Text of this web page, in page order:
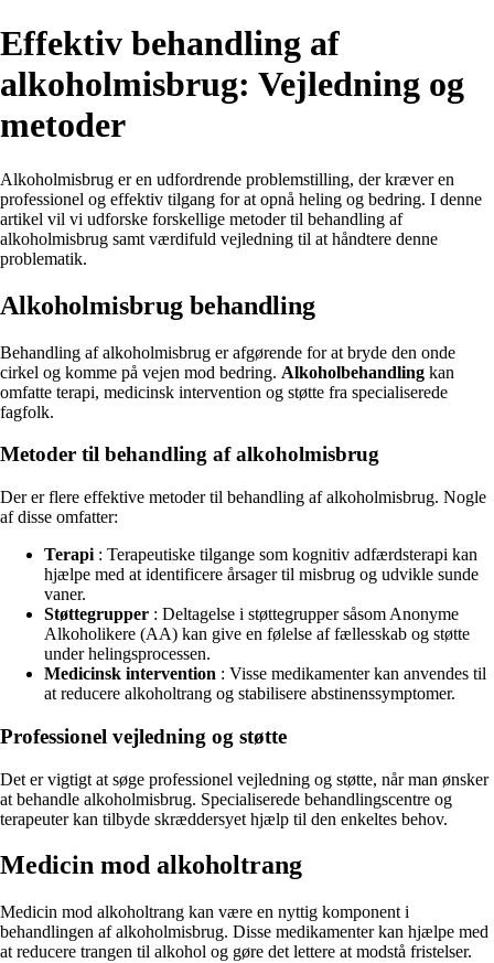
Effektiv behandling af
alkoholmisbrug: Vejledning og
metoder
Alkoholmisbrug er en udfordrende problemstilling, der kræver en
professionel og effektiv tilgang for at opnå heling og bedring. I denne
artikel vil vi udforske forskellige metoder til behandling af
alkoholmisbrug samt værdifuld vejledning til at håndtere denne
problematik.
Alkoholmisbrug behandling
Behandling af alkoholmisbrug er afgørende for at bryde den onde
cirkel og komme på vejen mod bedring. Alkoholbehandling kan
omfatte terapi, medicinsk intervention og støtte fra specialiserede
fagfolk.
Metoder til behandling af alkoholmisbrug
Der er flere effektive metoder til behandling af alkoholmisbrug. Nogle
af disse omfatter:
Terapi : Terapeutiske tilgange som kognitiv adfærdsterapi kan
hjælpe med at identificere årsager til misbrug og udvikle sunde
vaner.
Støttegrupper : Deltagelse i støttegrupper såsom Anonyme
Alkoholikere (AA) kan give en følelse af fællesskab og støtte
under helingsprocessen.
Medicinsk intervention : Visse medikamenter kan anvendes til
at reducere alkoholtrang og stabilisere abstinenssymptomer.
Professionel vejledning og støtte
Det er vigtigt at søge professionel vejledning og støtte, når man ønsker
at behandle alkoholmisbrug. Specialiserede behandlingscentre og
terapeuter kan tilbyde skræddersyet hjælp til den enkeltes behov.
Medicin mod alkoholtrang
Medicin mod alkoholtrang kan være en nyttig komponent i
behandlingen af alkoholmisbrug. Disse medikamenter kan hjælpe med
at reducere trangen til alkohol og gøre det lettere at modstå fristelser.